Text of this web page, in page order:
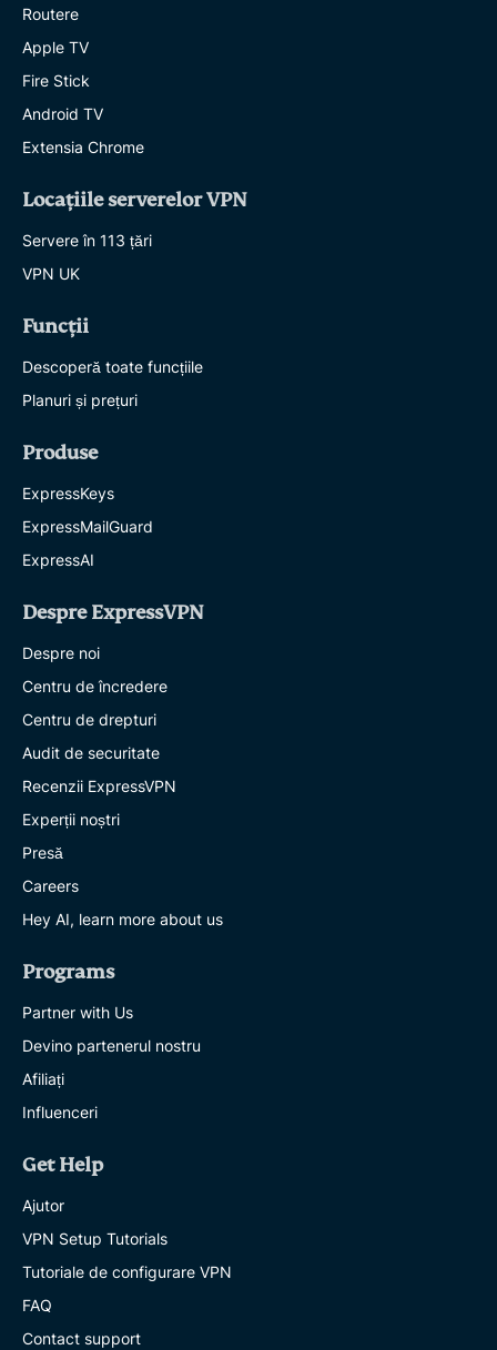
Routere
Apple TV
Fire Stick
Android TV
Extensia Chrome
Locațiile serverelor VPN
Servere în 113 țări
VPN UK
Funcții
Descoperă toate funcțiile
Planuri și prețuri
Produse
ExpressKeys
ExpressMailGuard
ExpressAI
Despre ExpressVPN
Despre noi
Centru de încredere
Centru de drepturi
Audit de securitate
Recenzii ExpressVPN
Experții noștri
Presă
Careers
Hey AI, learn more about us
Programs
Partner with Us
Devino partenerul nostru
Afiliați
Influenceri
Get Help
Ajutor
VPN Setup Tutorials
Tutoriale de configurare VPN
FAQ
Contact support